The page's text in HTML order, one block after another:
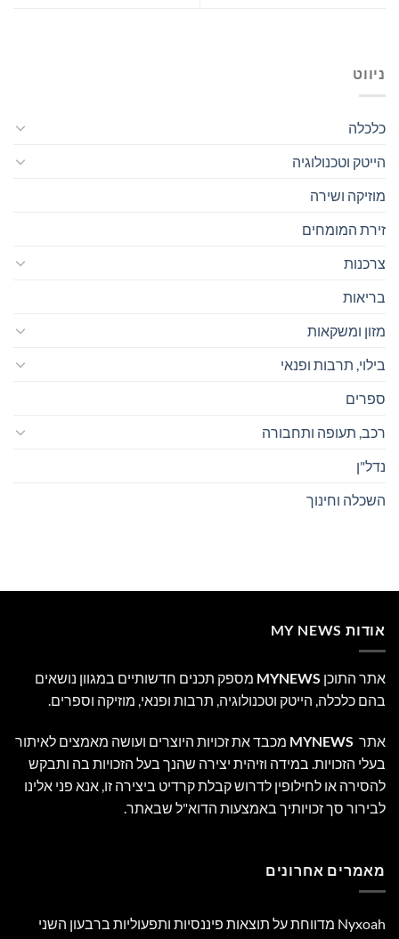
ניווט
כלכלה
הייטק וטכנולוגיה
מוזיקה ושירה
זירת המומחים
צרכנות
בריאות
מזון ומשקאות
בילוי, תרבות ופנאי
ספרים
רכב, תעופה ותחבורה
נדל"ן
השכלה וחינוך
אודות MY NEWS
אתר התוכן MYNEWS מספק תכנים חדשותיים במגוון נושאים
בהם כלכלה, הייטק וטכנולוגיה, תרבות ופנאי, מוזיקה וספרים.
אתר MYNEWS מכבד את זכויות היוצרים ועושה מאמצים לאיתור
בעלי הזכויות. במידה וזיהית יצירה שהנך בעל הזכויות בה ותבקש
להסירה או לחילופין לדרוש קבלת קרדיט ביצירה זו, אנא פני אלינו
לבירור סך זכויותיך באמצעות הדוא"ל שבאתר.
מאמרים אחרונים
Nyxoah מדווחת על תוצאות פיננסיות ותפעוליות ברבעון השני